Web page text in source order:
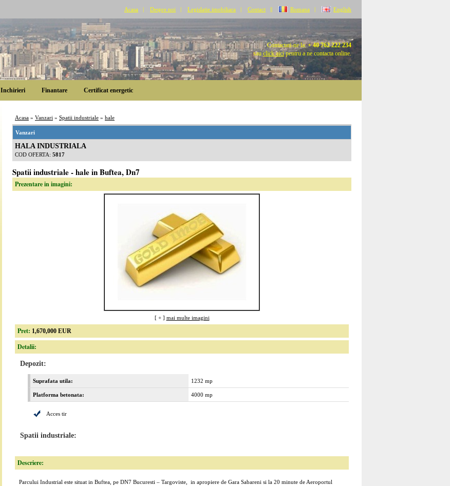
Acasa | Despre noi | Legislatie imobiliara | Contact || Romana | English
Contactati-ne la:+ 40 762 222 234
sauclick aicipentru a ne contacta online.
Inchirieri Finantare Certificat energetic
Acasa » Vanzari » Spatii industriale » hale
Vanzari
HALA INDUSTRIALA
COD OFERTA: 5817
Spatii industriale - hale in Buftea, Dn7
Prezentare in imagini:
[ + ] mai multe imagini
Pret: 1,670,000 EUR
Detalii:
Depozit:
Suprafata utila: 1232 mp
Platforma betonata: 4000 mp
Acces tir
Spatii industriale:
Descriere:
Parcului Industrial este situat in Buftea, pe DN7 Bucuresti – Targoviste, in apropiere de Gara Sabareni si la 20 minute de Aeroportul